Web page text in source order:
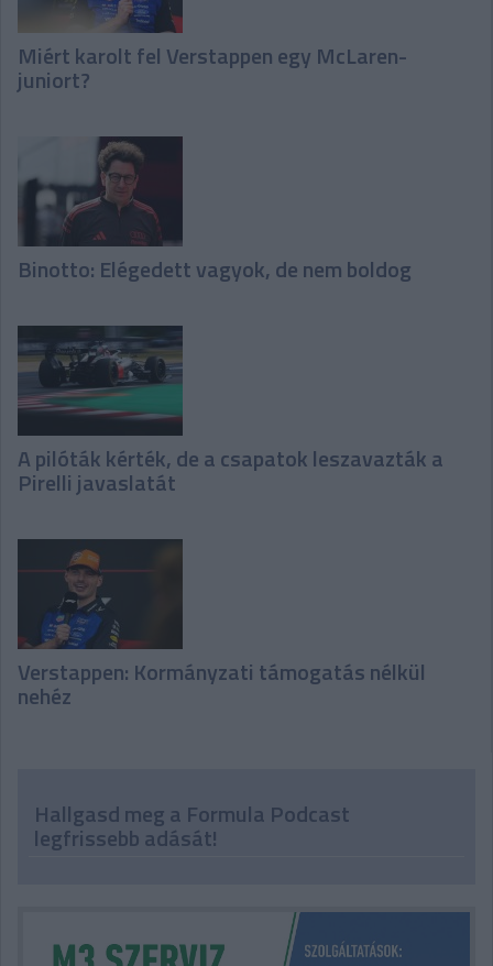
Miért karolt fel Verstappen egy McLaren-
juniort?
Binotto: Elégedett vagyok, de nem boldog
A pilóták kérték, de a csapatok leszavazták a
Pirelli javaslatát
Verstappen: Kormányzati támogatás nélkül
nehéz
Hallgasd meg a Formula Podcast
legfrissebb adását!